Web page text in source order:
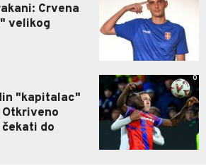
Crvena
velikog
"kapitalac"
do
0